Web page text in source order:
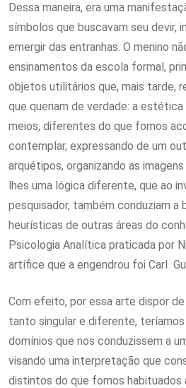
Dessa maneira, era uma
símbolos que buscavam seu devir,
emergir das entranhas. O menino
ensinamentos da escola formal,
objetos utilitários que, mais tarde,
que queriam de verdade: a
meios, diferentes do que fomos
contemplar, expressando de um
arquétipos, organizando as
lhes uma lógica diferente, que ao
pesquisador, também conduziam a
heurísticas de outras áreas do
Psicologia Analítica praticada por
artífice que a engendrou foi Carl
Com efeito, por essa arte dispor
tanto singular e diferente,
domínios que nos conduzissem a
visando uma interpretação que
distintos do que fomos habituados